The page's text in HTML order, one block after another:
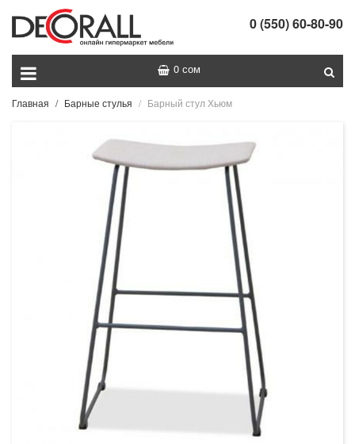
0 (550) 60-80-90
0 сом
Главная Барные стулья Барный стул Хьюм